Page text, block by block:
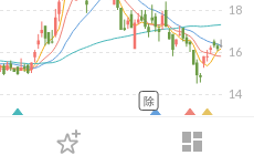
dashboard
登入
14
16
18
除